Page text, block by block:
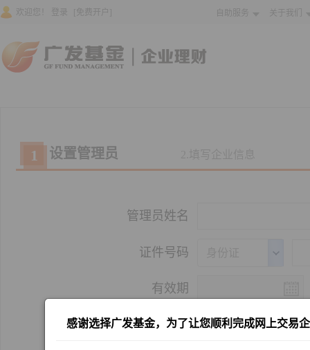
欢迎您！ 登录 [免费开户] 自助服务 关于我们
1 设置管理员
管理员姓名
证件号码
有效期
手机号码
感谢选择广发基金，为了让您顺利完成网上交易